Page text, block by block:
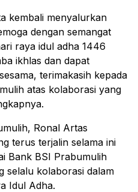
kembali menyalurkan
dengan semangat
raya idul adha 1446
ikhlas dan dapat
terimakasih kepada
atas kolaborasi yang
Ronal Artas
terus terjalin selama ini
Bank BSI Prabumulih
selalu kolaborasi dalam
Idul Adha.